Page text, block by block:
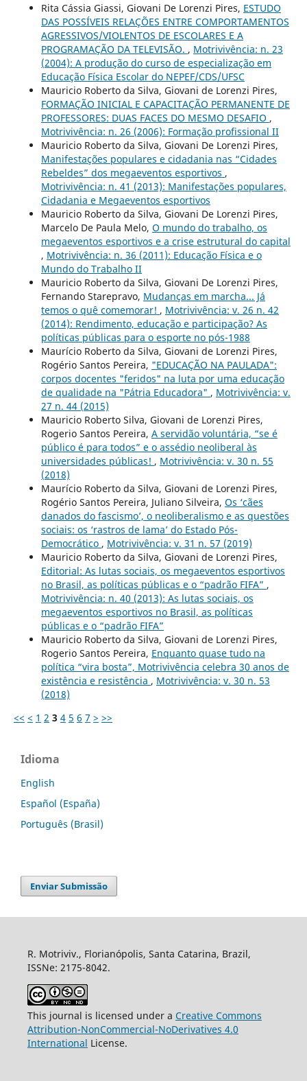
Rita Cássia Giassi, Giovani De Lorenzi Pires, ESTUDO
DAS POSSÍVEIS RELAÇÕES ENTRE COMPORTAMENTOS
AGRESSIVOS/VIOLENTOS DE ESCOLARES E A
PROGRAMAÇÃO DA TELEVISÃO. , Motrivivência: n. 23
(2004): A produção do curso de especialização em
Educação Física Escolar do NEPEF/CDS/UFSC
Mauricio Roberto da Silva, Giovani de Lorenzi Pires,
FORMAÇÃO INICIAL E CAPACITAÇÃO PERMANENTE DE
PROFESSORES: DUAS FACES DO MESMO DESAFIO ,
Motrivivência: n. 26 (2006): Formação profissional II
Mauricio Roberto da Silva, Giovani De Lorenzi Pires,
Manifestações populares e cidadania nas “Cidades
Rebeldes” dos megaeventos esportivos ,
Motrivivência: n. 41 (2013): Manifestações populares,
Cidadania e Megaeventos esportivos
Mauricio Roberto da Silva, Giovani De Lorenzi Pires,
Marcelo De Paula Melo, O mundo do trabalho, os
megaeventos esportivos e a crise estrutural do capital
, Motrivivência: n. 36 (2011): Educação Física e o
Mundo do Trabalho II
Mauricio Roberto da Silva, Giovani De Lorenzi Pires,
Fernando Starepravo, Mudanças em marcha... Já
temos o quê comemorar! , Motrivivência: v. 26 n. 42
(2014): Rendimento, educação e participação? As
políticas públicas para o esporte no pós-1988
Maurício Roberto da Silva, Giovani de Lorenzi Pires,
Rogério Santos Pereira, "EDUCAÇÃO NA PAULADA":
corpos docentes "feridos" na luta por uma educação
de qualidade na "Pátria Educadora" , Motrivivência: v.
27 n. 44 (2015)
Mauricio Roberto Silva, Giovani de Lorenzi Pires,
Rogerio Santos Pereira, A servidão voluntária, “se é
público é para todos” e o assédio neoliberal às
universidades públicas! , Motrivivência: v. 30 n. 55
(2018)
Maurício Roberto da Silva, Giovani de Lorenzi Pires,
Rogério Santos Pereira, Juliano Silveira, Os ‘cães
danados do fascismo’, o neoliberalismo e as questões
sociais: os ‘rastros de lama’ do Estado Pós-
Democrático , Motrivivência: v. 31 n. 57 (2019)
Mauricio Roberto da Silva, Giovani de Lorenzi Pires,
Editorial: As lutas sociais, os megaeventos esportivos
no Brasil, as políticas públicas e o “padrão FIFA” ,
Motrivivência: n. 40 (2013): As lutas sociais, os
megaeventos esportivos no Brasil, as políticas
públicas e o “padrão FIFA”
Mauricio Roberto da Silva, Giovani de Lorenzi Pires,
Rogerio Santos Pereira, Enquanto quase tudo na
política “vira bosta”, Motrivivência celebra 30 anos de
existência e resistência , Motrivivência: v. 30 n. 53
(2018)
<< < 1 2 3 4 5 6 7 > >>
Idioma
English
Español (España)
Português (Brasil)
Enviar Submissão
R. Motriviv., Florianópolis, Santa Catarina, Brazil,
ISSNe: 2175-8042.
This journal is licensed under a Creative Commons
Attribution-NonCommercial-NoDerivatives 4.0
International License.